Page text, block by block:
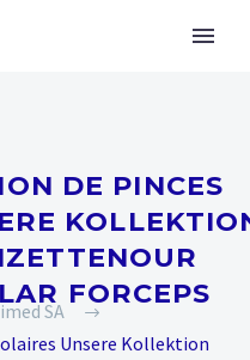
DE PINCES
FORCEPS
SA
Unsere Kollektion